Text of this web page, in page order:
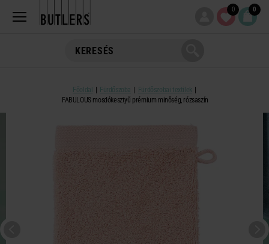
0 0
Főoldal Fürdőszoba
Fürdőszobai textilek
FABULOUS mosdókesztyű prémium minőség, rózsaszín